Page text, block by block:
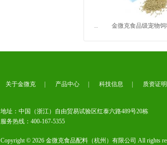
关于金微克 产品中心 科技信息 质资证明
地址：中国（浙江）自由贸易试验区红泰六路489号20栋
服务热线：400-167-5355
Copyright © 2026 金微克食品配料（杭州）有限公司 All rights